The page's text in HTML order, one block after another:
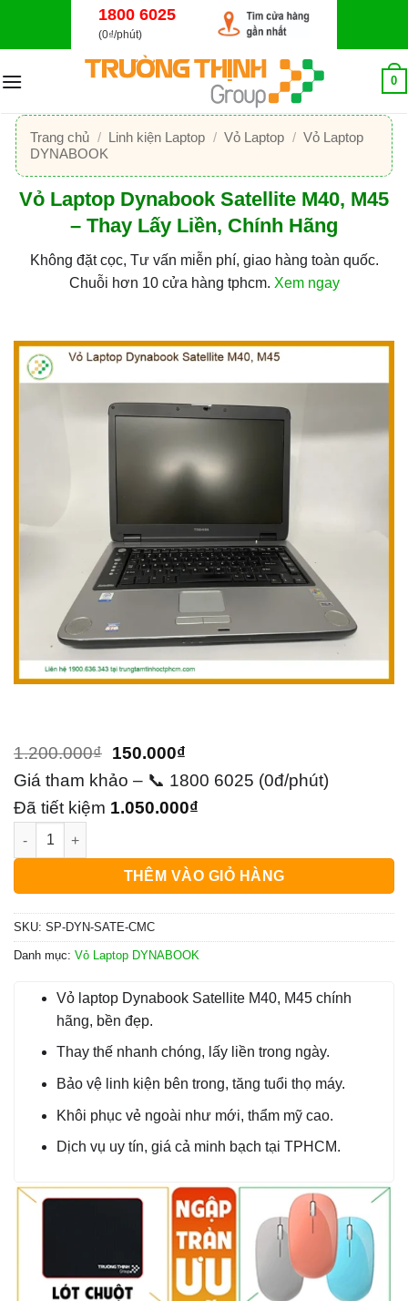
dung
1800 6025
(0₫/phút)
0
Trang chủ / Linh kiện Laptop / Vỏ Laptop / Vỏ Laptop
DYNABOOK
Vỏ Laptop Dynabook Satellite M40, M45
– Thay Lấy Liền, Chính Hãng
Không đặt cọc, Tư vấn miễn phí, giao hàng toàn quốc.
Chuỗi hơn 10 cửa hàng tphcm. Xem ngay
1.200.000₫ Giá
gốc
là:
150.000₫Giá
hiện
tại
150.000₫.
Giá tham khảo – 📞 1800 6025 (0đ/phút)
Đã tiết kiệm 1.050.000₫
Vỏ Laptop Dynabook Satellite M40, M45 - Thay Lấy Liền,
THÊM VÀO GIỎ HÀNG
SKU: SP-DYN-SATE-CMC
Danh mục: Vỏ Laptop DYNABOOK
Vỏ laptop Dynabook Satellite M40, M45 chính
hãng, bền đẹp.
Thay thế nhanh chóng, lấy liền trong ngày.
Bảo vệ linh kiện bên trong, tăng tuổi thọ máy.
Khôi phục vẻ ngoài như mới, thẩm mỹ cao.
Dịch vụ uy tín, giá cả minh bạch tại TPHCM.